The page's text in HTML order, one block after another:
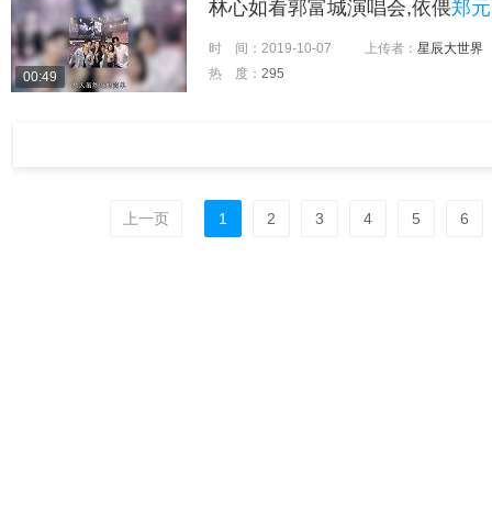
00:49
林心如看郭富城演唱会,依偎郑
时 间： 2019-10-07 上传者： 星辰大世界
热 度： 295
上一页 1 2 3 4 5 6